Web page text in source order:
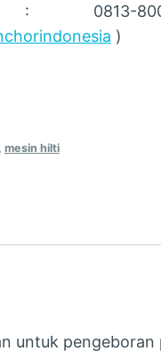
:
)
, mesin hilti
untuk pengeboran